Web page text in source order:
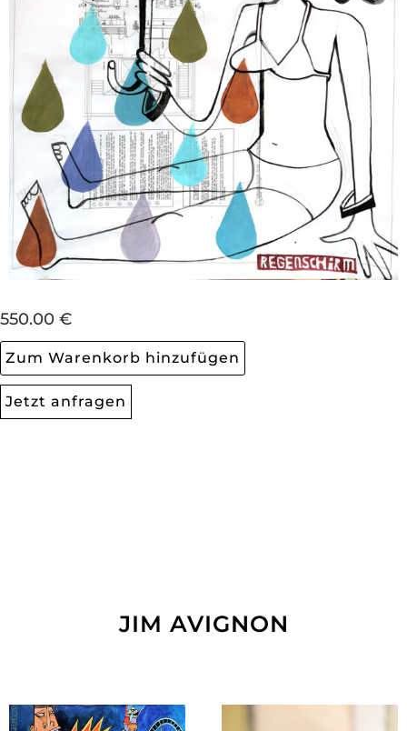
550.00 €
Zum Warenkorb hinzufügen
Jetzt anfragen
JIM AVIGNON